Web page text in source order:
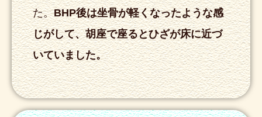
た。BHP後は坐骨が軽くなったような感
じがして、胡座で座るとひざが床に近づ
いていました。